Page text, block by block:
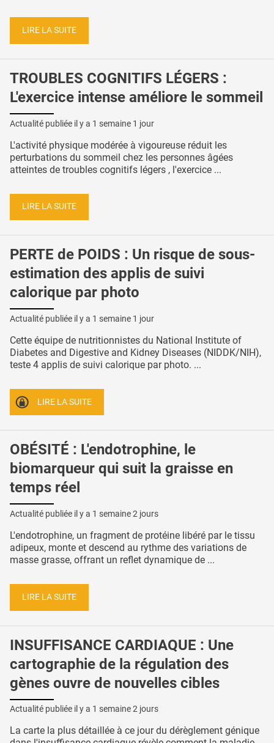
LIRE LA SUITE
TROUBLES COGNITIFS LÉGERS :
L'exercice intense améliore le sommeil
Actualité publiée il y a 1 semaine 1 jour
L'activité physique modérée à vigoureuse réduit les
perturbations du sommeil chez les personnes âgées
atteintes de troubles cognitifs légers , l'exercice ...
LIRE LA SUITE
PERTE de POIDS : Un risque de sous-
estimation des applis de suivi
calorique par photo
Actualité publiée il y a 1 semaine 1 jour
Cette équipe de nutritionnistes du National Institute of
Diabetes and Digestive and Kidney Diseases (NIDDK/NIH),
teste 4 applis de suivi calorique par photo. ...
LIRE LA SUITE
OBÉSITÉ : L'endotrophine, le
biomarqueur qui suit la graisse en
temps réel
Actualité publiée il y a 1 semaine 2 jours
L'endotrophine, un fragment de protéine libéré par le tissu
adipeux, monte et descend au rythme des variations de
masse grasse, offrant un reflet dynamique de ...
LIRE LA SUITE
INSUFFISANCE CARDIAQUE : Une
cartographie de la régulation des
gènes ouvre de nouvelles cibles
Actualité publiée il y a 1 semaine 2 jours
La carte la plus détaillée à ce jour du dérèglement génique